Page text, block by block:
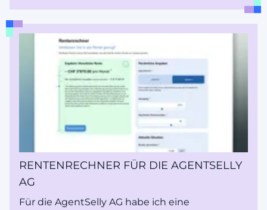
fühlt? Nun, das ist die Magie des UX-Designs -
die Kunst, die deine Online-Reise formt und
jeden Klick zu einem Kinderspiel macht.
RENTENRECHNER FÜR DIE AGENTSELLY
AG
Für die AgentSelly AG habe ich eine